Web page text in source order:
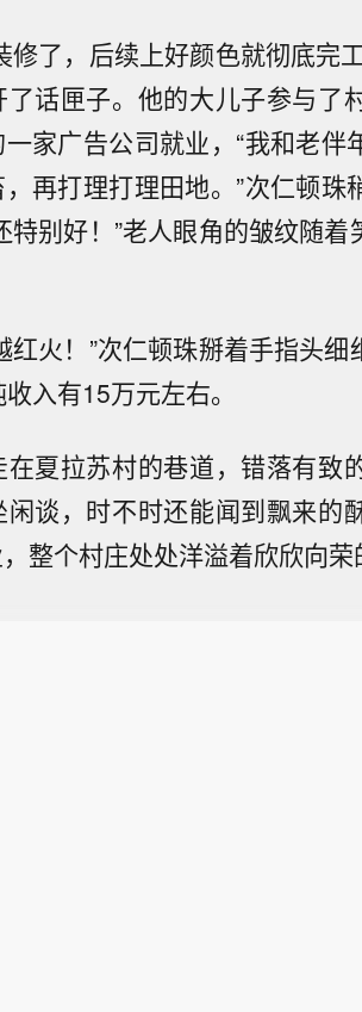
修了，后续上好颜色就彻底完
话匣子。他的大儿子参与了
家广告公司就业，“我和老伴
再打理打理田地。”次仁顿珠
特别好！”老人眼角的皱纹随
红火！”次仁顿珠掰着手指头
入有15万元左右。
夏拉苏村的巷道，错落有致
谈，时不时还能闻到飘来的
整个村庄处处洋溢着欣欣向荣